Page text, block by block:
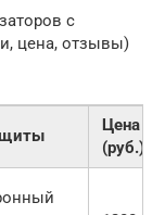
с
цена, отзывы)
Цена
(руб.)